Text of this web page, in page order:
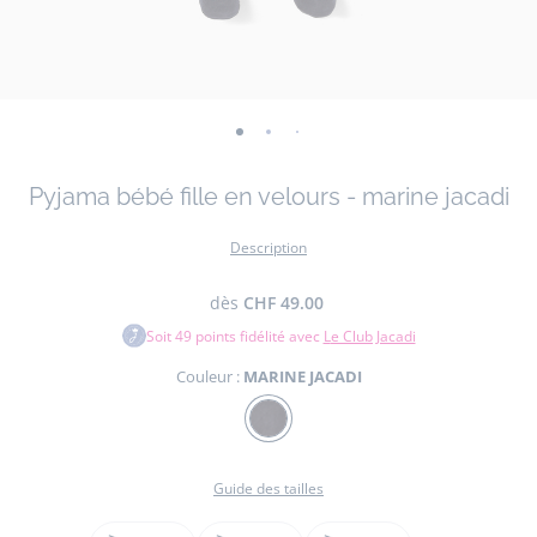
-
01 02 03 04 05
Pyjama bébé fille en velours - marine jacadi
Description
dès CHF 49.00
Soit49 points fidélité avec Le Club Jacadi
Couleur : MARINE JACADI
Couleur
MARINE
Guide des tailles
Taille